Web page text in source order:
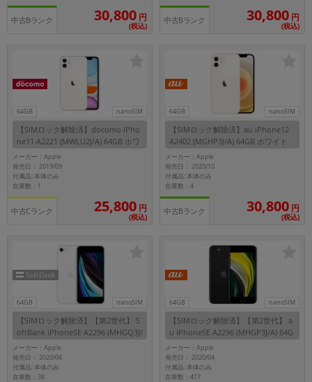
中古Bランク 30,800 円
(税込)
中古Bランク 30,800 円
(税込)
64GB nanoSIM
【SIMロック解除済】docomo iPho
ne11 A2221 (MWLU2J/A) 64GB ホワ
イト
メーカー：Apple
発売日： 2019/09
付属品: 本体のみ
在庫数：1
中古Cランク 25,800 円
(税込)
64GB nanoSIM
【SIMロック解除済】au iPhone12
A2402 (MGHP3J/A) 64GB ホワイト
メーカー：Apple
発売日： 2020/10
付属品: 本体のみ
在庫数：4
中古Bランク 30,800 円
(税込)
64GB nanoSIM
【SIMロック解除済】【第2世代】 S
oftBank iPhoneSE A2296 (MHGQ3J/
A) 64GB ホワイト
メーカー：Apple
発売日： 2020/04
付属品: 本体のみ
在庫数：38
64GB nanoSIM
【SIMロック解除済】【第2世代】 a
u iPhoneSE A2296 (MHGP3J/A) 64G
B ブラック
メーカー：Apple
発売日： 2020/04
付属品: 本体のみ
在庫数：417